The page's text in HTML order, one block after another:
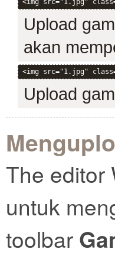
<img src="1.jpg"
Upload
akan
<img src="1.jpg"
Upload
The editor
untuk
toolbar